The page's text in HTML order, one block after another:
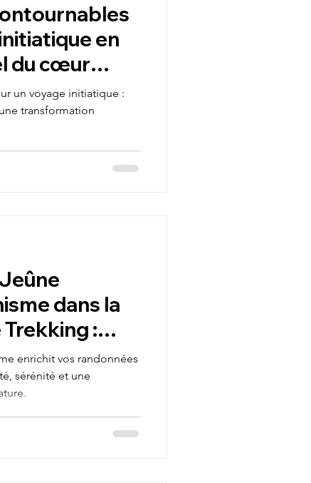
en
du cœur
un voyage initiatique :
transformation
dans la
:
et Éveil
enrichit vos randonnées
sérénité et une